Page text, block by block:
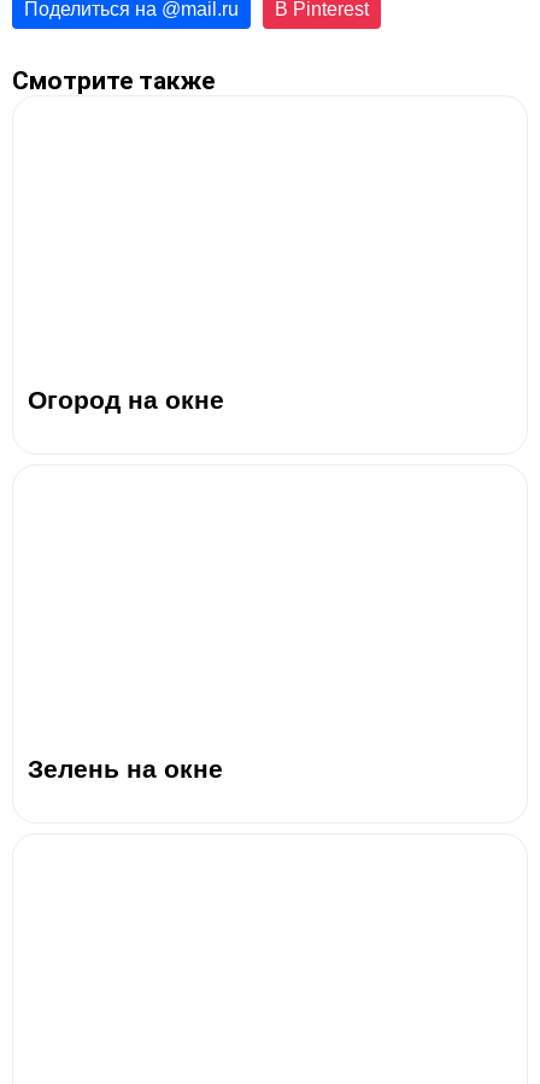
Поделиться на @mail.ru В Pinterest
Смотрите также
Огород на окне
Зелень на окне